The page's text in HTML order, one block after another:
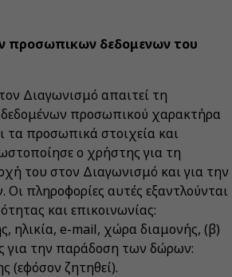
προσωπικων δεδομενων του
Διαγωνισμό απαιτεί τη
δεδομένων προσωπικού χαρακτήρα
τα προσωπικά στοιχεία και
ο χρήστης για τη
του στον Διαγωνισμό και για την
πληροφορίες αυτές εξαντλούνται
και επικοινωνίας:
ηλικία, e-mail, χώρα διαμονής, (β)
για την παράδοση των δώρων:
(εφόσον ζητηθεί).